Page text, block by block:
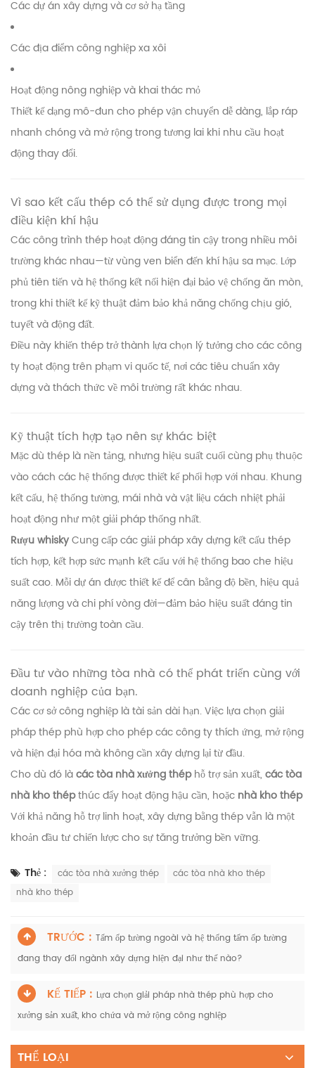
Các dự án xây dựng và cơ sở hạ tầng
Các địa điểm công nghiệp xa xôi
Hoạt động nông nghiệp và khai thác mỏ
Thiết kế dạng mô-đun cho phép vận chuyển dễ dàng, lắp ráp
nhanh chóng và mở rộng trong tương lai khi nhu cầu hoạt
động thay đổi.
Vì sao kết cấu thép có thể sử dụng được trong mọi
điều kiện khí hậu
Các công trình thép hoạt động đáng tin cậy trong nhiều môi
trường khác nhau—từ vùng ven biển đến khí hậu sa mạc. Lớp
phủ tiên tiến và hệ thống kết nối hiện đại bảo vệ chống ăn mòn,
trong khi thiết kế kỹ thuật đảm bảo khả năng chống chịu gió,
tuyết và động đất.
Điều này khiến thép trở thành lựa chọn lý tưởng cho các công
ty hoạt động trên phạm vi quốc tế, nơi các tiêu chuẩn xây
dựng và thách thức về môi trường rất khác nhau.
Kỹ thuật tích hợp tạo nên sự khác biệt
Mặc dù thép là nền tảng, nhưng hiệu suất cuối cùng phụ thuộc
vào cách các hệ thống được thiết kế phối hợp với nhau. Khung
kết cấu, hệ thống tường, mái nhà và vật liệu cách nhiệt phải
hoạt động như một giải pháp thống nhất.
Rượu whiskyCung cấp các giải pháp xây dựng kết cấu thép
tích hợp, kết hợp sức mạnh kết cấu với hệ thống bao che hiệu
suất cao. Mỗi dự án được thiết kế để cân bằng độ bền, hiệu quả
năng lượng và chi phí vòng đời—đảm bảo hiệu suất đáng tin
cậy trên thị trường toàn cầu.
Đầu tư vào những tòa nhà có thể phát triển cùng với
doanh nghiệp của bạn.
Các cơ sở công nghiệp là tài sản dài hạn. Việc lựa chọn giải
pháp thép phù hợp cho phép các công ty thích ứng, mở rộng
và hiện đại hóa mà không cần xây dựng lại từ đầu.
Cho dù đó làcác tòa nhà xưởng théphỗ trợ sản xuất, các tòa
nhà kho thépthúc đẩy hoạt động hậu cần, hoặc nhà kho thép
Với khả năng hỗ trợ linh hoạt, xây dựng bằng thép vẫn là một
khoản đầu tư chiến lược cho sự tăng trưởng bền vững.
Thẻ : các tòa nhà xưởng thép
các tòa nhà kho thép
nhà kho thép
TRƯỚC : Tấm ốp tường ngoài và hệ thống tấm ốp tường
đang thay đổi ngành xây dựng hiện đại như thế nào?
KẾ TIẾP : Lựa chọn giải pháp nhà thép phù hợp cho
xưởng sản xuất, kho chứa và mở rộng công nghiệp
THỂ LOẠI